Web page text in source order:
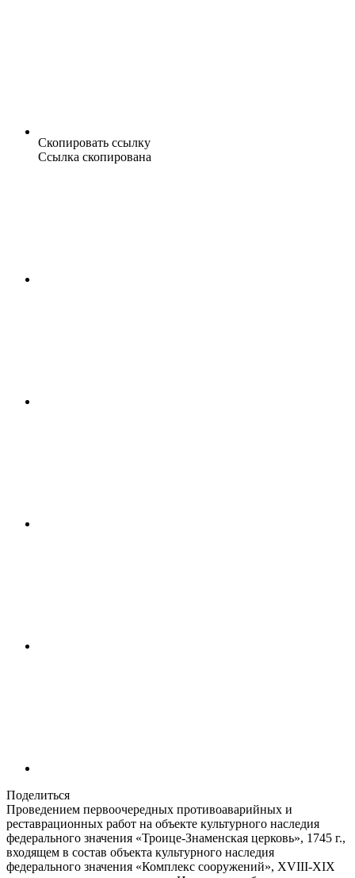
Скопировать ссылку
Ссылка скопирована
Поделиться
Проведением первоочередных противоаварийных и
реставрационных работ на объекте культурного наследия
федерального значения «Троице-Знаменская церковь», 1745 г.,
входящем в состав объекта культурного наследия
федерального значения «Комплекс сооружений», XVIII-XIX